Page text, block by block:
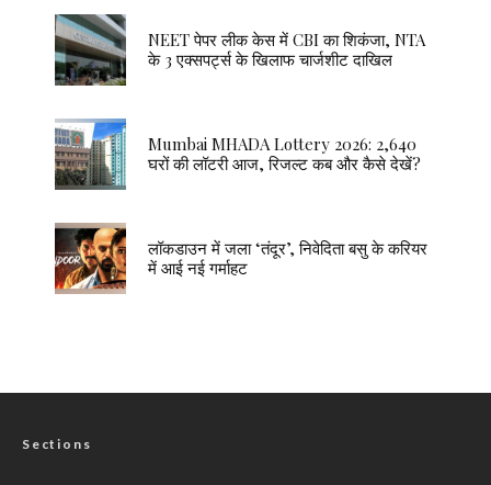
NEET पेपर लीक केस में CBI का शिकंजा, NTA
के 3 एक्सपर्ट्स के खिलाफ चार्जशीट दाखिल
Mumbai MHADA Lottery 2026: 2,640
घरों की लॉटरी आज, रिजल्ट कब और कैसे देखें?
लॉकडाउन में जला ‘तंदूर’, निवेदिता बसु के करियर
में आई नई गर्माहट
Sections